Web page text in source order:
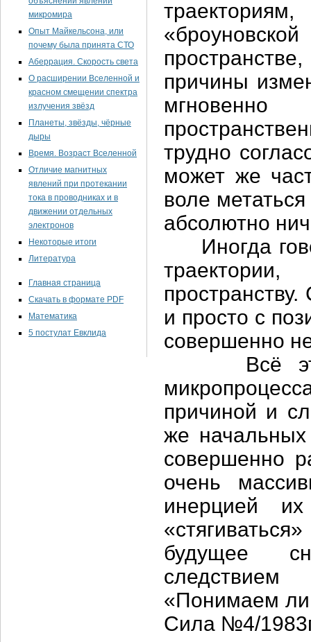
микромира
Опыт Майкельсона, или
почему была принята СТО
Аберрация. Скорость света
О расширении Вселенной и
красном смещении спектра
излучения звёзд
Планеты, звёзды, чёрные
дыры
Время. Возраст Вселенной
Отличие магнитных
явлений при протекании
тока в проводниках и в
движении отдельных
электронов
Некоторые итоги
Литература
Главная страница
Скачать в формате PDF
Математика
5 постулат Евклида
причины
трудно
может же
воле
абсолютно
Иногда
и просто с
совершенно
Всё это
причиной и
же
совершенно
очень
инерцией
будущее
«Понимаем ли
Сила №4/